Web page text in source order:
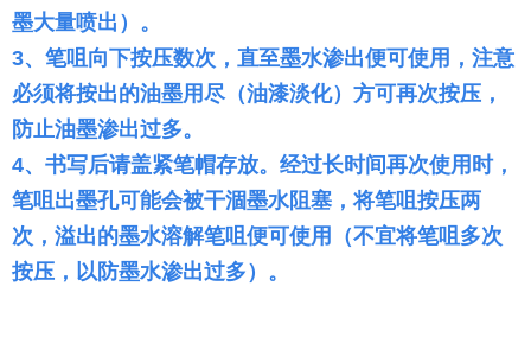
墨大量喷出）。
3、笔咀向下按压数次，直至墨水渗出便可使用，注意
必须将按出的油墨用尽（油漆淡化）方可再次按压，
防止油墨渗出过多。
4、书写后请盖紧笔帽存放。经过长时间再次使用时，
笔咀出墨孔可能会被干涸墨水阻塞，将笔咀按压两
次，溢出的墨水溶解笔咀便可使用（不宜将笔咀多次
按压，以防墨水渗出过多）。